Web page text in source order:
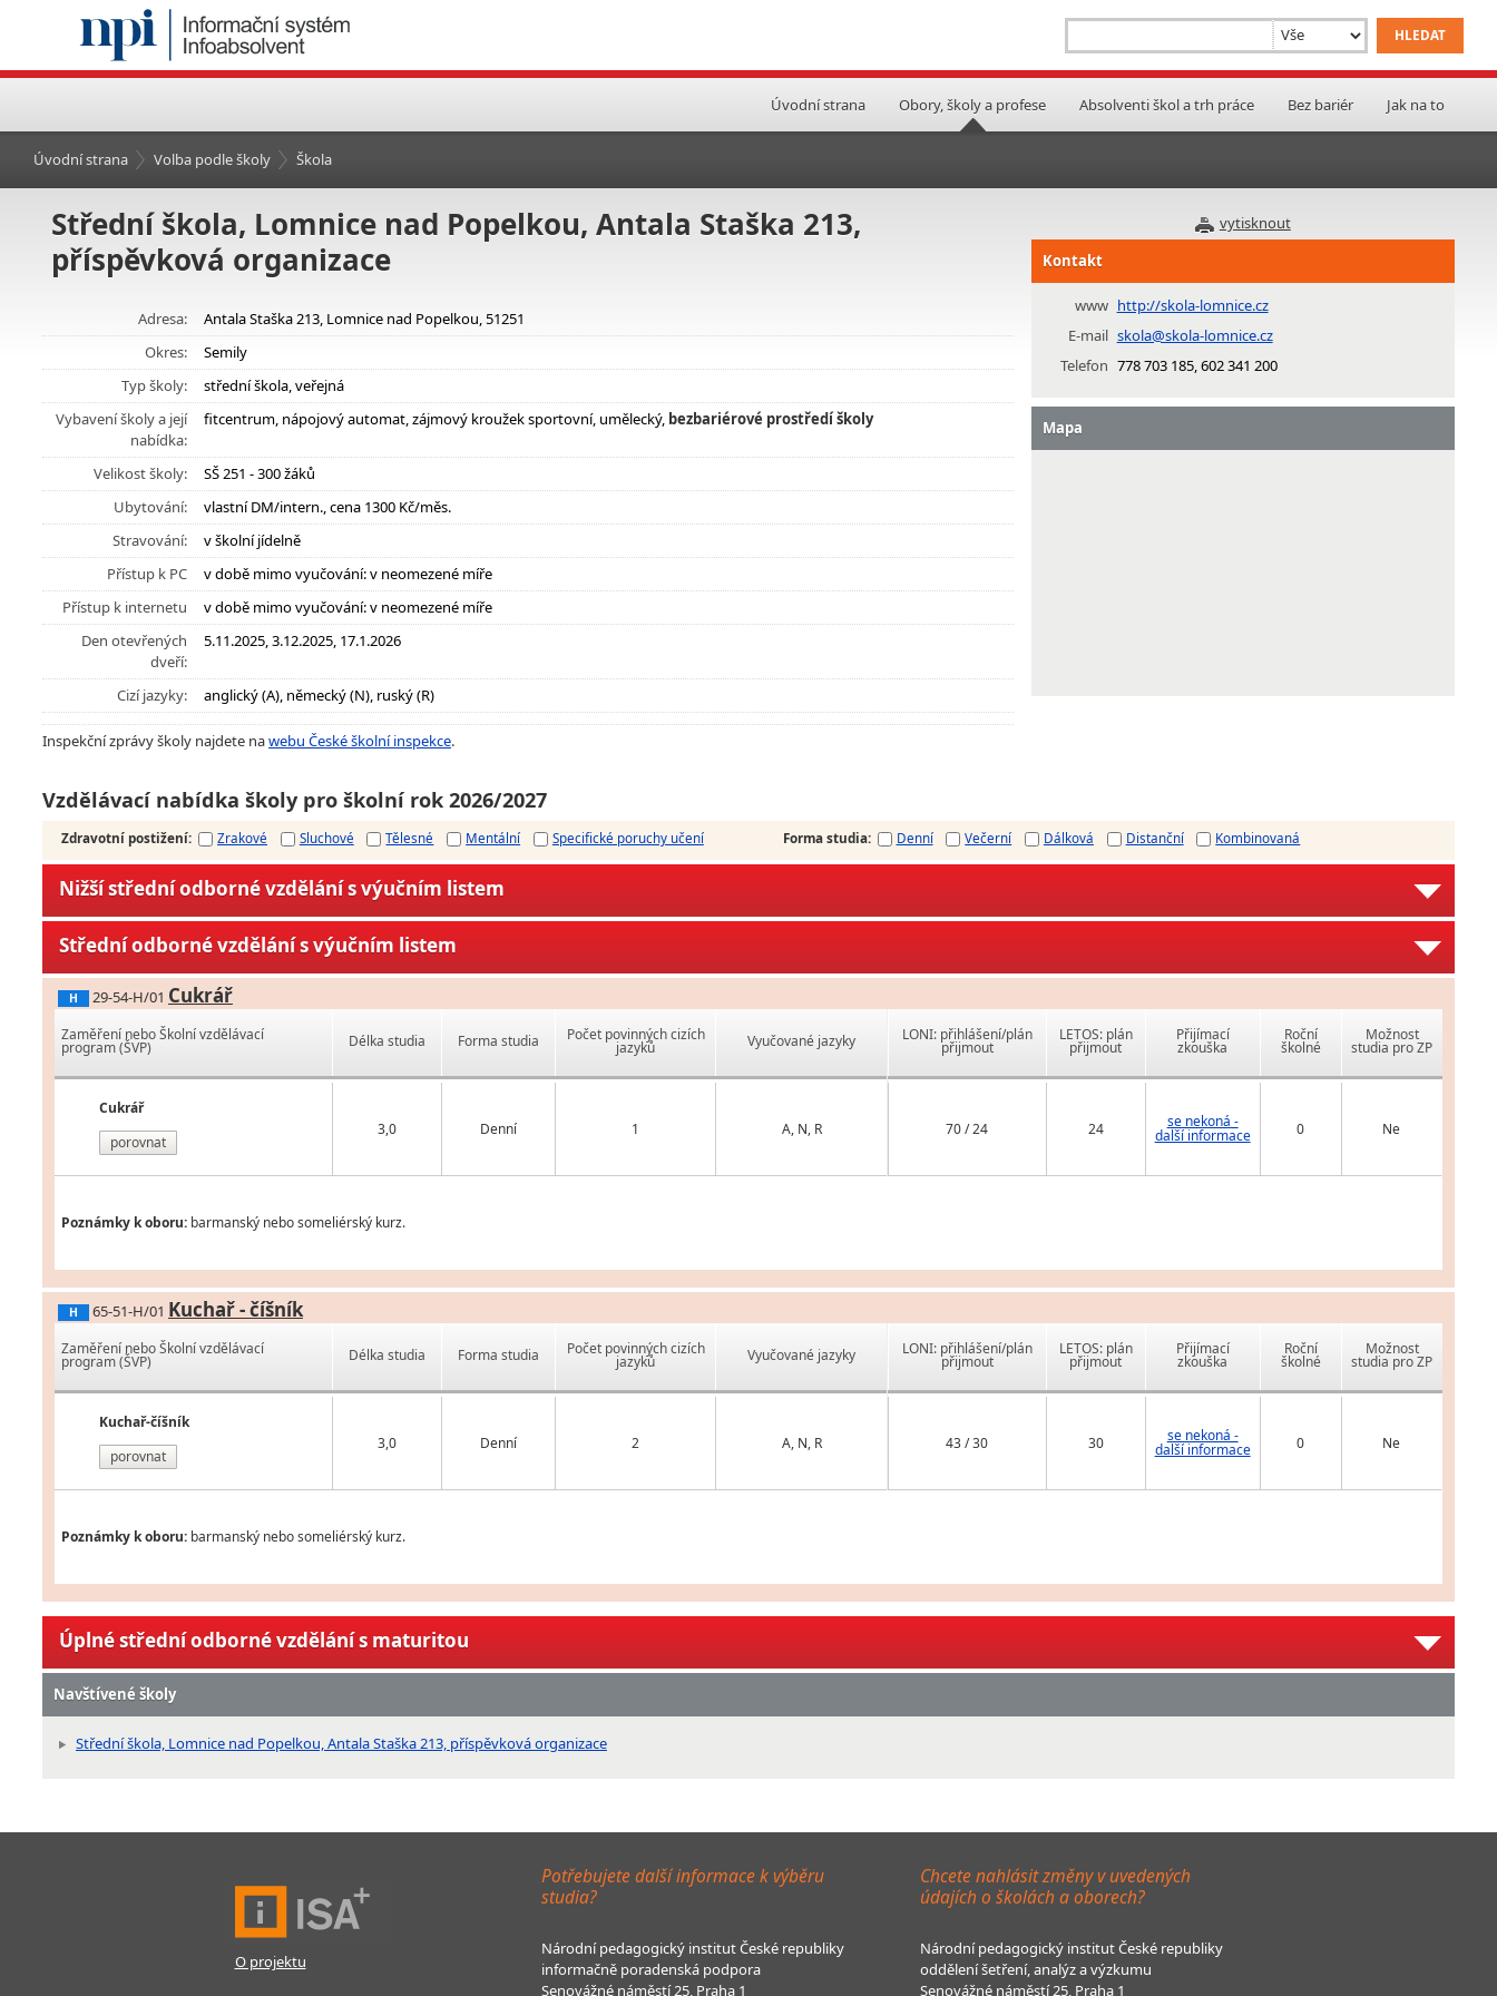
Úvodní strana Obory, školy a profese Absolventi škol a trh práce Bez bariér Jak na to
Úvodní strana Volba podle školy Škola
vytisknout
Střední škola, Lomnice nad Popelkou, Antala Staška 213,
příspěvková organizace
Adresa:
Antala Staška 213, Lomnice nad Popelkou, 51251
Okres:
Semily
Typ školy:
střední škola, veřejná
Vybavení školy a její
nabídka:
fitcentrum, nápojový automat, zájmový kroužek sportovní, umělecký, bezbariérové prostředí školy
Velikost školy:
SŠ 251 - 300 žáků
Ubytování:
vlastní DM/intern., cena 1300 Kč/měs.
Stravování:
v školní jídelně
Přístup k PC
v době mimo vyučování: v neomezené míře
Přístup k internetu
v době mimo vyučování: v neomezené míře
Den otevřených
dveří:
5.11.2025, 3.12.2025, 17.1.2026
Cizí jazyky: anglický (A), německý (N), ruský (R)
Inspekční zprávy školy najdete nawebu České školní inspekce.
Kontakt
www http://skola-lomnice.cz
E-mail skola@skola-lomnice.cz
Telefon 778 703 185, 602 341 200
Mapa
Vzdělávací nabídka školy pro školní rok 2026/2027
Zdravotní postižení: Zrakové Sluchové Tělesné Mentální Specifické poruchy učení Forma studia: Denní Večerní Dálková Distanční Kombinovaná
Nižší střední odborné vzdělání s výučním listem
Střední odborné vzdělání s výučním listem
H 29-54-H/01 Cukrář
Zaměření nebo Školní vzdělávací
program (ŠVP)
Cukrář
porovnat
Délka studia Forma studia Počet povinných cizích
jazyků Vyučované jazyky
3,0 Denní 1 A, N, R
LONI: přihlášení/plán
přijmout
LETOS: plán
přijmout
Přijímací
zkouška
Roční
školné
Možnost
studia pro ZP
70 / 24 24 se nekoná -
další informace 0 Ne
Poznámky k oboru: barmanský nebo someliérský kurz.
H 65-51-H/01 Kuchař - číšník
Zaměření nebo Školní vzdělávací
program (ŠVP)
Kuchař-číšník
porovnat
Délka studia Forma studia Počet povinných cizích
jazyků Vyučované jazyky
3,0 Denní 2 A, N, R
LONI: přihlášení/plán
přijmout
LETOS: plán
přijmout
Přijímací
zkouška
Roční
školné
Možnost
studia pro ZP
43 / 30 30 se nekoná -
další informace 0 Ne
Poznámky k oboru: barmanský nebo someliérský kurz.
Úplné střední odborné vzdělání s maturitou
Navštívené školy
Střední škola, Lomnice nad Popelkou, Antala Staška 213, příspěvková organizace
O projektu
Potřebujete další informace k výběru
studia?
Národní pedagogický institut České republiky
informačně poradenská podpora
Senovážné náměstí 25, Praha 1
Chcete nahlásit změny v uvedených
údajích o školách a oborech?
Národní pedagogický institut České republiky
oddělení šetření, analýz a výzkumu
Senovážné náměstí 25, Praha 1